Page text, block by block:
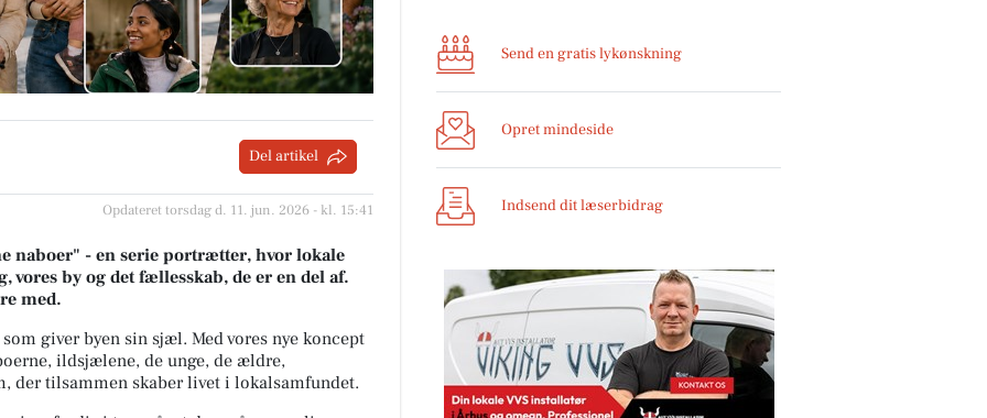
Del artikel
Opdateret torsdag d. 11. jun. 2026 - kl. 15:41
naboer" - en serie portrætter, hvor lokale
vores by og det fællesskab, de er en del af.
med.
giver byen sin sjæl. Med vores nye koncept
ildsjælene, de unge, de ældre,
der tilsammen skaber livet i lokalsamfundet.
Send en gratis lykønskning
Opret mindeside
Indsend dit læserbidrag